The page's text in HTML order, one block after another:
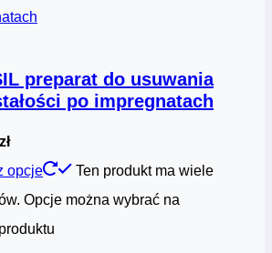
preparat do usuwania
po impregnatach
zł
opcje
Ten produkt ma wiele
Opcje można wybrać na